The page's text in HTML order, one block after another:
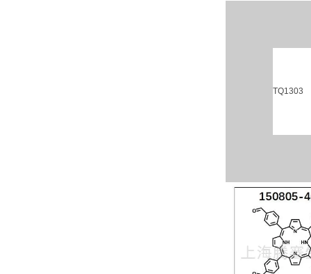
TQ1303